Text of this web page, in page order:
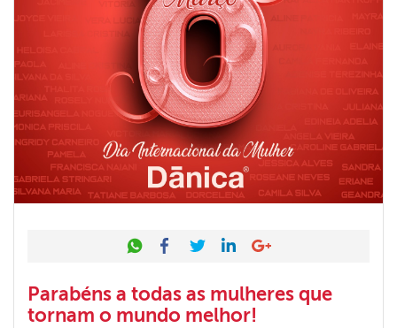
FacebookTwitterLinkedIn
Parabéns a todas as mulheres que
tornam o mundo melhor!